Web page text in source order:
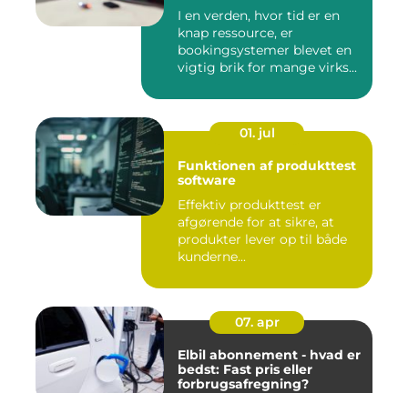
I en verden, hvor tid er en
knap ressource, er
bookingsystemer blevet en
vigtig brik for mange virks...
01. jul
Funktionen af produkttest
software
Effektiv produkttest er
afgørende for at sikre, at
produkter lever op til både
kunderne...
07. apr
Elbil abonnement - hvad er
bedst: Fast pris eller
forbrugsafregning?